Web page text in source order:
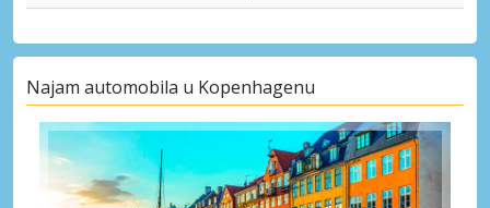
Najam automobila u Kopenhagenu